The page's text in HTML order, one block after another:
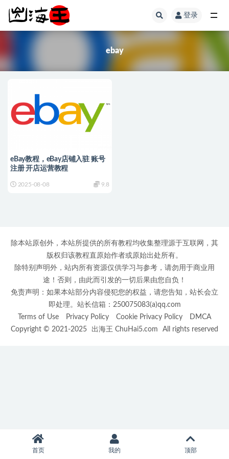
登录
ebay
eBay教程，eBay店铺入驻 账号
注册 开店运营教程
2025-08-08 9.8
除本站原创外，本站所提供的所有教程均收集整理源于互联网，其
版权归该教程直原始作者或原始出处所有。
除特别声明外，站内所有资源仅供学习与参考，请勿用于商业用
途！否则，由此而引发的一切后果由您自负！
免责声明：如果本站部分内容侵犯您的权益，请您告知，站长会立
即处理。站长信箱：250075083(a)qq.com
Terms of Use
Privacy Policy Cookie Privacy Policy
DMCA
Copyright © 2021-2025
出海王 ChuHai5.com All rights reserved
首页 我的 顶部
全部